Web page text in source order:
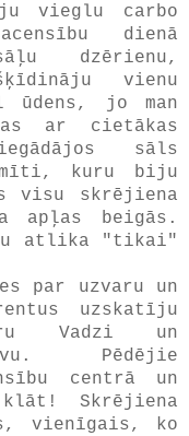
vieglu carbo
dienā
dzērienu,
vienu
ūdens, jo man
ar cietākas
sāls
kuru biju
visu skrējiena
apļas beigās.
atlika "tikai"
par uzvaru un
uzskatīju
Vadzi un
Pēdējie
centrā un
Skrējiena
vienīgais, ko